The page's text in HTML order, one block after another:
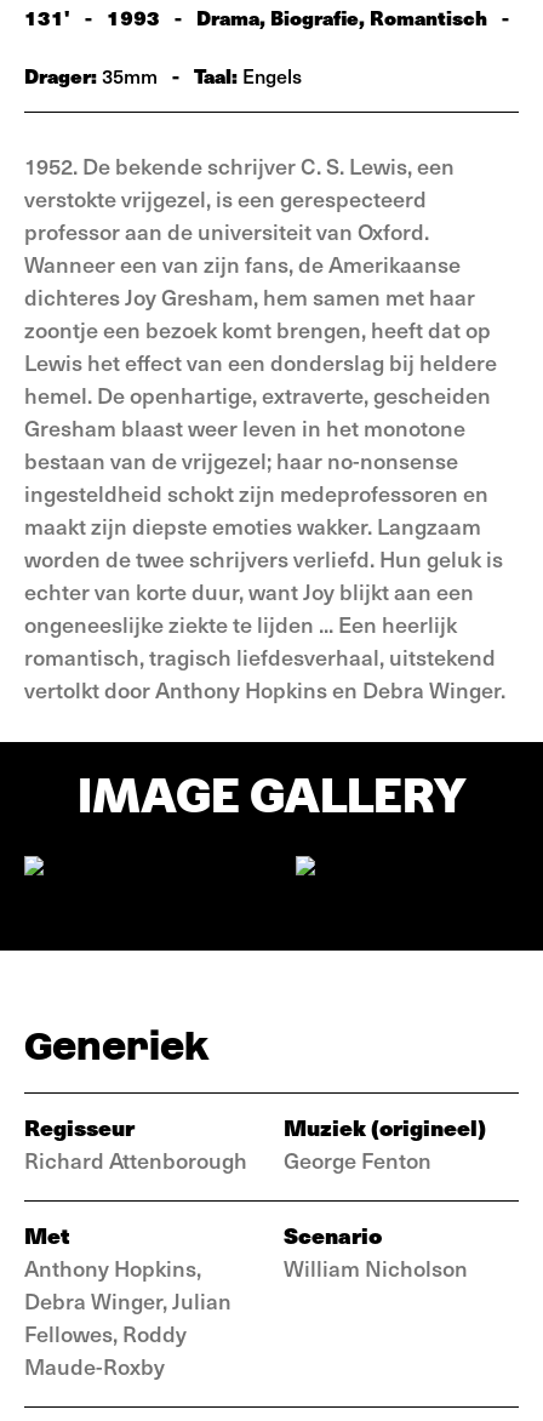
131' - 1993 - Drama, Biografie, Romantisch -
Drager:35mm - Taal: Engels
1952. De bekende schrijver C. S. Lewis, een
verstokte vrijgezel, is een gerespecteerd
professor aan de universiteit van Oxford.
Wanneer een van zijn fans, de Amerikaanse
dichteres Joy Gresham, hem samen met haar
zoontje een bezoek komt brengen, heeft dat op
Lewis het effect van een donderslag bij heldere
hemel. De openhartige, extraverte, gescheiden
Gresham blaast weer leven in het monotone
bestaan van de vrijgezel; haar no-nonsense
ingesteldheid schokt zijn medeprofessoren en
maakt zijn diepste emoties wakker. Langzaam
worden de twee schrijvers verliefd. Hun geluk is
echter van korte duur, want Joy blijkt aan een
ongeneeslijke ziekte te lijden ... Een heerlijk
romantisch, tragisch liefdesverhaal, uitstekend
vertolkt door Anthony Hopkins en Debra Winger.
IMAGE GALLERY
Generiek
Regisseur
Richard Attenborough
Muziek (origineel)
George Fenton
Met
Anthony Hopkins,
Debra Winger, Julian
Fellowes, Roddy
Maude-Roxby
Scenario
William Nicholson